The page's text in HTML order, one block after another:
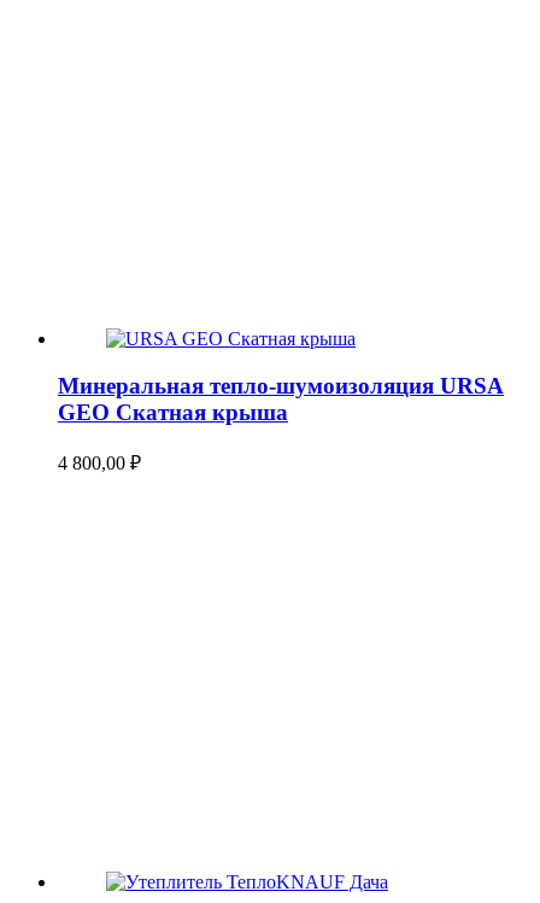
Минеральная тепло-шумоизоляция URSA
GEO Скатная крыша
4 800,00 ₽